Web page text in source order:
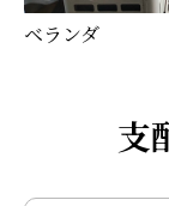
ベランダ
支